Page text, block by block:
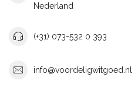
Nederland
(+31) 073-532 0 393
info@voordeligwitgoed.nl